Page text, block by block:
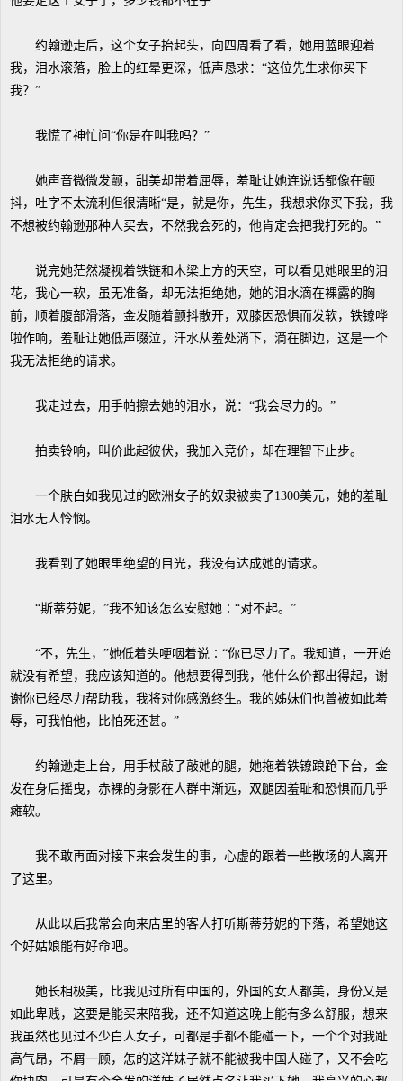
约翰逊走后，这个女子抬起头，向四周看了看，她用蓝眼迎着
我，泪水滚落，脸上的红晕更深，低声恳求：“这位先生求你买下
我？”
我慌了神忙问“你是在叫我吗？”
她声音微微发颤，甜美却带着屈辱，羞耻让她连说话都像在颤
抖，吐字不太流利但很清晰“是，就是你，先生，我想求你买下我，我
不想被约翰逊那种人买去，不然我会死的，他肯定会把我打死的。”
说完她茫然凝视着铁链和木梁上方的天空，可以看见她眼里的泪
花，我心一软，虽无准备，却无法拒绝她，她的泪水滴在裸露的胸
前，顺着腹部滑落，金发随着颤抖散开，双膝因恐惧而发软，铁镣哗
啦作响，羞耻让她低声啜泣，汗水从羞处淌下，滴在脚边，这是一个
我无法拒绝的请求。
我走过去，用手帕擦去她的泪水，说：“我会尽力的。”
拍卖铃响，叫价此起彼伏，我加入竞价，却在理智下止步。
一个肤白如我见过的欧洲女子的奴隶被卖了1300美元，她的羞耻
泪水无人怜悯。
我看到了她眼里绝望的目光，我没有达成她的请求。
“斯蒂芬妮，”我不知该怎么安慰她∶“对不起。”
“不，先生，”她低着头哽咽着说∶“你已尽力了。我知道，一开始
就没有希望，我应该知道的。他想要得到我，他什么价都出得起，谢
谢你已经尽力帮助我，我将对你感激终生。我的姊妹们也曾被如此羞
辱，可我怕他，比怕死还甚。”
约翰逊走上台，用手杖敲了敲她的腿，她拖着铁镣踉跄下台，金
发在身后摇曳，赤裸的身影在人群中渐远，双腿因羞耻和恐惧而几乎
瘫软。
我不敢再面对接下来会发生的事，心虚的跟着一些散场的人离开
了这里。
从此以后我常会向来店里的客人打听斯蒂芬妮的下落，希望她这
个好姑娘能有好命吧。
她长相极美，比我见过所有中国的，外国的女人都美，身份又是
如此卑贱，这要是能买来陪我，还不知道这晚上能有多么舒服，想来
我虽然也见过不少白人女子，可都是手都不能碰一下，一个个对我趾
高气昂，不屑一顾，怎的这洋妹子就不能被我中国人碰了，又不会吃